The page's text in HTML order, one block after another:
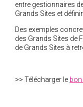
2004
entre gestionnaires
Grands Sites et
Des exemples
des Grands Sites de
de Grands Sites à
>> Télécharger le